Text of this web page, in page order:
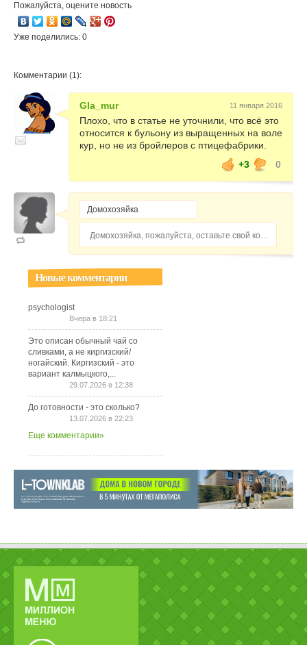
Пожалуйста, оцените новость
Уже поделились: 0
Комментарии (1):
Gla_mur 11 января 2016
Плохо, что в статье не уточнили, что всё это
относится к бульону из выращенных на воле
кур, но не из бройлеров с птицефабрики.
+3
0
Домохозяйка, пожалуйста, оставьте свой комментарий...
Новые комментарии
psychologist
Вчера в 18:21
Это описан обычный чай со
сливками, а не киргизский/
ногайский. Киргизский - это
вариант калмыцкого,...
29.07.2026 в 12:38
До готовности - это сколько?
13.07.2026 в 22:23
Еще комментарии»